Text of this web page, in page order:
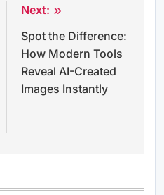
Next:
Spot the Difference:
How Modern Tools
Reveal AI-Created
Images Instantly